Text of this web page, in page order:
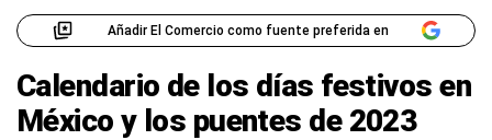
Añadir El Comercio como fuente preferida en
Calendario de los días festivos en
México y los puentes de 2023